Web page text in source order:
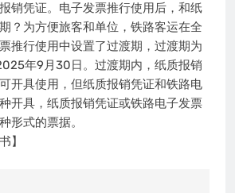
销凭证。电子发票推行使用后，和纸
？为方便旅客和单位，铁路客运在全
推行使用中设置了过渡期，过渡期为
年9月30日。过渡期内，纸质报销
开具使用，但纸质报销凭证和铁路电
开具，纸质报销凭证或铁路电子发票
形式的票据。
】